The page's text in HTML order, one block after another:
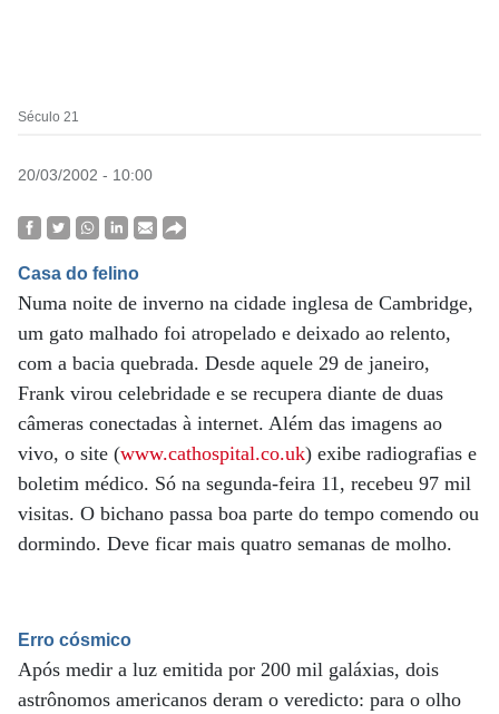
Século 21
20/03/2002 - 10:00
Casa do felino
Numa noite de inverno na cidade inglesa de Cambridge,
um gato malhado foi atropelado e deixado ao relento,
com a bacia quebrada. Desde aquele 29 de janeiro,
Frank virou celebridade e se recupera diante de duas
câmeras conectadas à internet. Além das imagens ao
vivo, o site (www.cathospital.co.uk) exibe radiografias e
boletim médico. Só na segunda-feira 11, recebeu 97 mil
visitas. O bichano passa boa parte do tempo comendo ou
dormindo. Deve ficar mais quatro semanas de molho.
Erro cósmico
Após medir a luz emitida por 200 mil galáxias, dois
astrônomos americanos deram o veredicto: para o olho